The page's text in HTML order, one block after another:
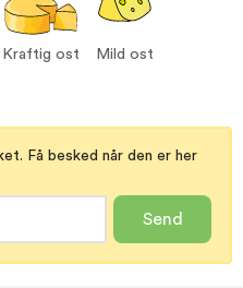
Tinta Roriz 30%
Søde desserter
Friske desserter
Kraftig ost Mild ost
Få besked når den er her
Send